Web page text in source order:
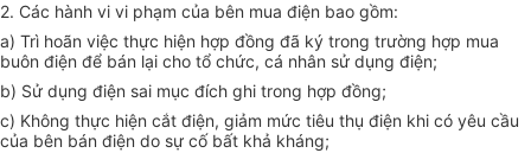
2. Các hành vi vi phạm của bên mua điện bao gồm:
a) Trì hoãn việc thực hiện hợp đồng đã ký trong trường hợp mua
buôn điện để bán lại cho tổ chức, cá nhân sử dụng điện;
b) Sử dụng điện sai mục đích ghi trong hợp đồng;
c) Không thực hiện cắt điện, giảm mức tiêu thụ điện khi có yêu cầu
của bên bán điện do sự cố bất khả kháng;